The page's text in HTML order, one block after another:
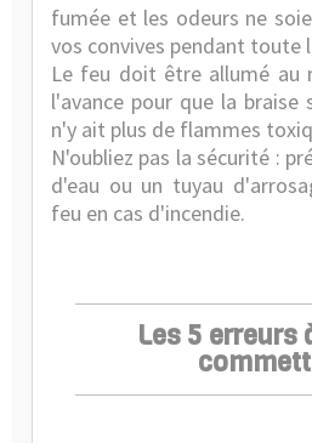
fumée et les odeurs ne
vos convives pendant toute
Le feu doit être allumé au
l'avance pour que la
n'y ait plus de flammes
N'oubliez pas la sécurité :
d'eau ou un tuyau
feu en cas d'incendie.
Les 5 erreurs